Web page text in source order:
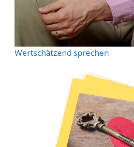
Wertschätzend sprechen